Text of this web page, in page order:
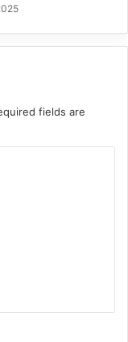
fields are